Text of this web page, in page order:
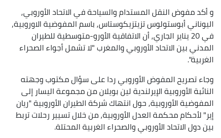
و أكد مفوض النقل المستدام والسياحة في الاتحاد الأوروبي,
اليوناني أبوستولوس تزيتزيكوستاس, باسم المفوضية الاوروبية,
في 20 يناير الجاري, أن الاتفاقية الأورو-متوسطية للطيران
المدني بين الاتحاد الأوروبي والمغرب "لا تشمل أجواء الصحراء
الغربية".
وجاء تصريح المفوض الأوروبي ردا على سؤال مكتوب وجهته
النائبة الأوروبية الإيرلندية لين بويلان من مجموعة اليسار إلى
المفوضية الأوروبية, حول انتهاك شركة الطيران الأوروبية "ريان
إير" لأحكام محكمة العدل الأوروبية, من خلال تسيير رحلات تربط
بين دول الاتحاد الأوروبي والصحراء الغربية المحتلة.